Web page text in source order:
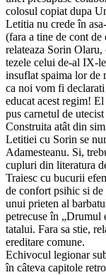
colosul copiat dupa
Letitia nu crede în
(fara a tine de cont de
relateaza Sorin
tezele celui de-al IX-
insuflat spaima lor de
ca noi vom fi
educat acest regim!
pus carnetul de
Construita atât din
Letitiei cu Sorin se
Adamesteanu. Si,
cupluri din literatura
Traiesc cu bucurii
de confort psihic si
unui prieten al
petrecuse în „Drumul
tatalui. Fara sa stie,
ereditare comune.
Echivocul legionar
în câteva capitole